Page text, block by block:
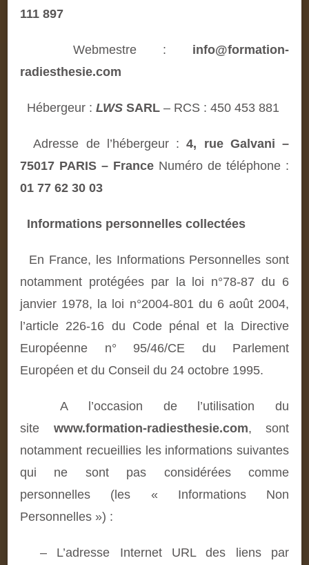
111 897
Webmestre : info@formation-
radiesthesie.com
Hébergeur : LWS SARL – RCS : 450 453 881
Adresse de l’hébergeur :4, rue Galvani –
75017 PARIS – France Numéro de téléphone :
01 77 62 30 03
Informations personnelles collectées
En France, les Informations Personnelles sont
notamment protégées par la loi n°78-87 du 6
janvier 1978, la loi n°2004-801 du 6 août 2004,
l’article 226-16 du Code pénal et la Directive
Européenne n° 95/46/CE du Parlement
Européen et du Conseil du 24 octobre 1995.
A l’occasion de l’utilisation du
site www.formation-radiesthesie.com, sont
notamment recueillies les informations suivantes
qui ne sont pas considérées comme
personnelles (les « Informations Non
Personnelles ») :
– L’adresse Internet URL des liens par